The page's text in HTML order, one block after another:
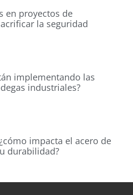
en proyectos de
la seguridad
implementando las
industriales?
impacta el acero de
durabilidad?